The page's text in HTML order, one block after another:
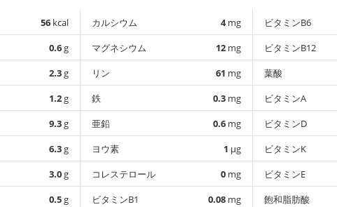
56 kcal
0.6g
2.3g
1.2g
9.3g
6.3g
3.0g
0.5g
カルシウム 4mg
マグネシウム
12 mg
リン
61 mg
鉄
0.3 mg
亜鉛
0.6 mg
ヨウ素
1 µg
コレステロール
0 mg
ビタミンB1
0.08 mg
ビタミンB6
ビタミンB12
葉酸
ビタミンA
ビタミンD
ビタミンK
ビタミンE
飽和脂肪酸